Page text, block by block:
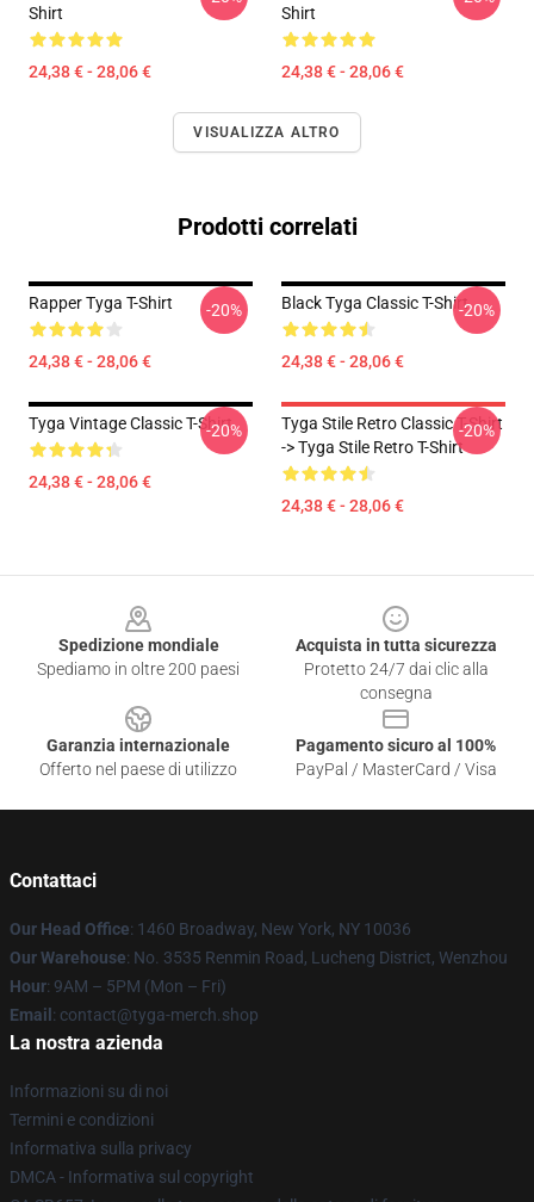
Shirt
24,38 € - 28,06 €
Shirt
24,38 € - 28,06 €
VISUALIZZA ALTRO
Prodotti correlati
Rapper Tyga T-Shirt
24,38 € - 28,06 €
-20% Black Tyga Classic T-Shirt
24,38 € - 28,06 €
-20%
Tyga Vintage Classic T-Shirt
24,38 € - 28,06 €
-20%
Tyga Stile Retro Classic T-Shirt
-> Tyga Stile Retro T-Shirt
24,38 € - 28,06 €
-20%
Spedizione mondiale
Spediamo in oltre 200 paesi
Acquista in tutta sicurezza
Protetto 24/7 dai clic alla
consegna
Garanzia internazionale
Offerto nel paese di utilizzo
Pagamento sicuro al 100%
PayPal / MasterCard / Visa
Contattaci
Our Head Office: 1460 Broadway, New York, NY 10036
Our Warehouse: No. 3535 Renmin Road, Lucheng District, Wenzhou
Hour: 9AM – 5PM (Mon – Fri)
Email : contact@tyga-merch.shop
La nostra azienda
Informazioni su di noi
Termini e condizioni
Informativa sulla privacy
DMCA - Informativa sul copyright